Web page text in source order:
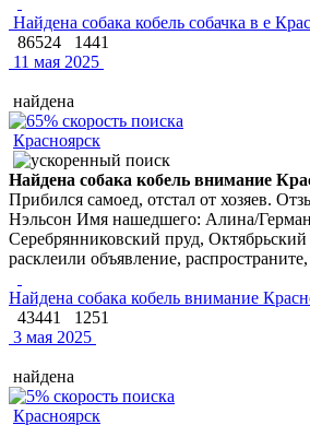
Найдена собака кобель собачка в е
86524
1441
11 мая 2025
найдена
Красноярск
Найдена собака кобель внимание
Прибился самоед, отстал от хозяев.
Нэльсон Имя нашедшего: Алина/
Серебрянниковский пруд,
расклеили объявление,
Найдена собака кобель внимание
43441
1251
3 мая 2025
найдена
Красноярск